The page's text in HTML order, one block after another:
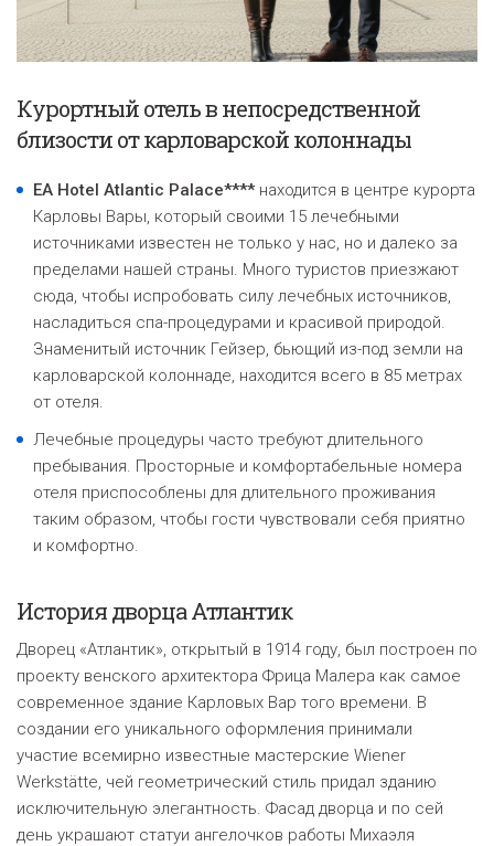
Курортный отель в непосредственной
близости от карловарской колоннады
EA Hotel Atlantic Palace****находится в центре курорта
Карловы Вары, который своими 15 лечебными
источниками известен не только у нас, но и далеко за
пределами нашей страны. Много туристов приезжают
сюда, чтобы испробовать силу лечебных источников,
насладиться спа-процедурами и красивой природой.
Знаменитый источник Гейзер, бьющий из-под земли на
карловарской колоннаде, находится всего в 85 метрах
от отеля.
Лечебные процедуры часто требуют длительного
пребывания. Просторные и комфортабельные номера
отеля приспособлены для длительного проживания
таким образом, чтобы гости чувствовали себя приятно
и комфортно.
История дворца Атлантик
Дворец «Атлантик», открытый в 1914 году, был построен по
проекту венского архитектора Фрица Малера как самое
современное здание Карловых Вар того времени. В
создании его уникального оформления принимали
участие всемирно известные мастерские Wiener
Werkstätte, чей геометрический стиль придал зданию
исключительную элегантность. Фасад дворца и по сей
день украшают статуи ангелочков работы Михаэля